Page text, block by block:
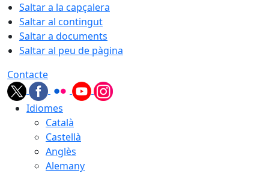
Saltar a la capçalera
Saltar al contingut
Saltar a documents
Saltar al peu de pàgina
Contacte
Idiomes
Català
Castellà
Anglès
Alemany